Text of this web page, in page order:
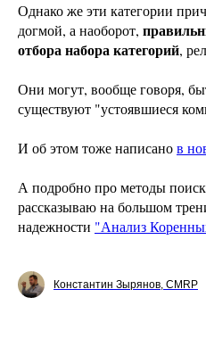
Однако же эти категории
догмой, а наоборот,
отбора набора категорий,
Они могут, вообще говоря,
существуют "устоявшиеся
И об этом тоже написанов
А подробно про методы
рассказываю на большом
надежности "Анализ
Константин Зырянов, CMRP